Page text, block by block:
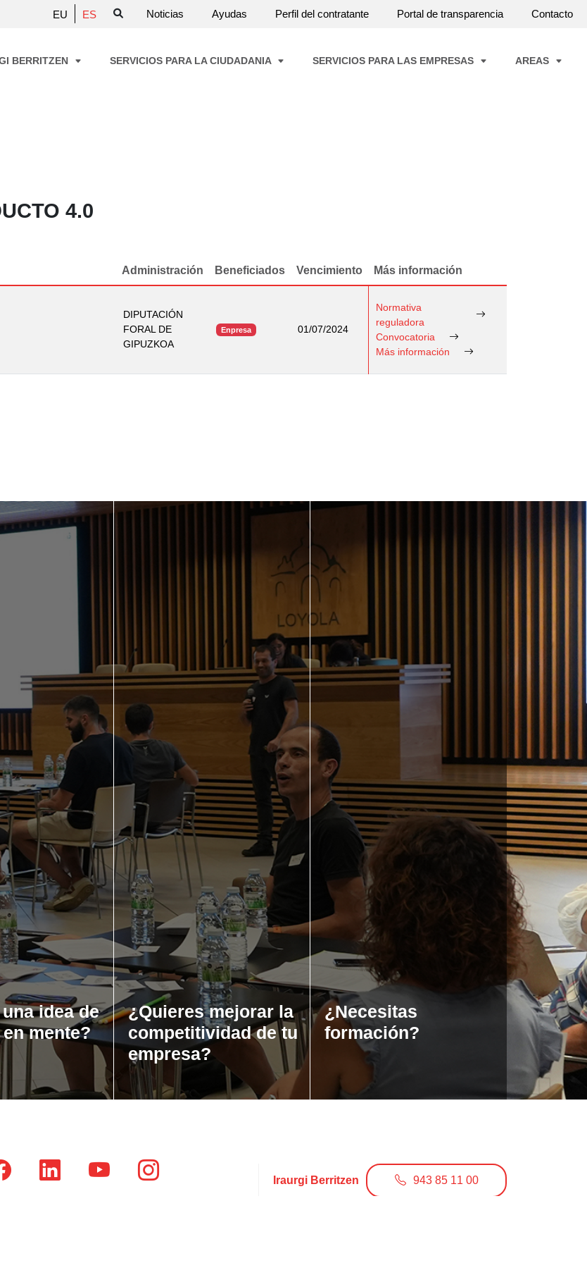
EU ES Noticias Ayudas Perfil del contratante Portal de transparencia Contacto
BERRITZEN SERVICIOS PARA LA CIUDADANIA SERVICIOS PARA LAS EMPRESAS AREAS
4.0
Administración Beneficiados Vencimiento Más información
DIPUTACIÓN
FORAL DE
GIPUZKOA
Enpresa 01/07/2024
Normativa
reguladora
Convocatoria
Más información
una idea de
en mente?
¿Quieres mejorar la
competitividad de tu
empresa?
¿Necesitas
formación?
Iraurgi Berritzen 943 85 11 00